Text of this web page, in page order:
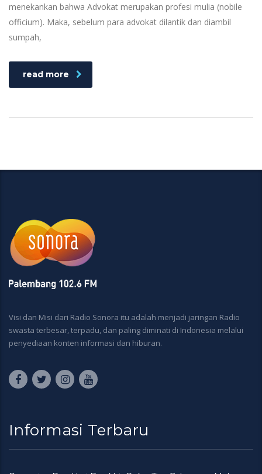
menekankan bahwa Advokat merupakan profesi mulia (nobile
officium). Maka, sebelum para advokat dilantik dan diambil
sumpah,
read more
Visi dan Misi dari Radio Sonora itu adalah menjadi jaringan Radio
swasta terbesar, terpadu, dan paling diminati di Indonesia melalui
penyediaan konten informasi dan hiburan.
Informasi Terbaru